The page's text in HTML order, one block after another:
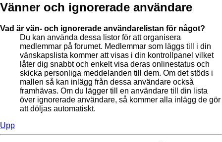
Vänner och ignorerade användare
Vad är vän- och ignorerade användarelistan för något?
Du kan använda dessa listor för att organisera
medlemmar på forumet. Medlemmar som läggs till i din
vänskapslista kommer att visas i din kontrollpanel vilket
låter dig snabbt och enkelt visa deras onlinestatus och
skicka personliga meddelanden till dem. Om det stöds i
mallen så kan inlägg från dessa användare också
framhävas. Om du lägger till en användare till din lista
över ignorerade användare, så kommer alla inlägg de gör
att döljas automatiskt.
Upp